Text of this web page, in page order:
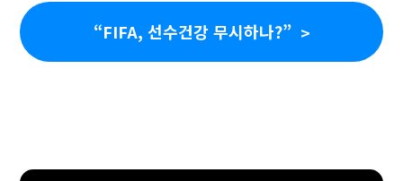
“FIFA, 선수건강 무시하나?”